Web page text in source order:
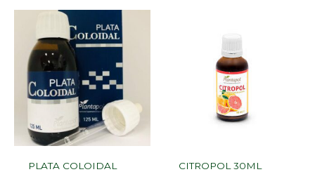
PLATA COLOIDAL
CITROPOL 30ML